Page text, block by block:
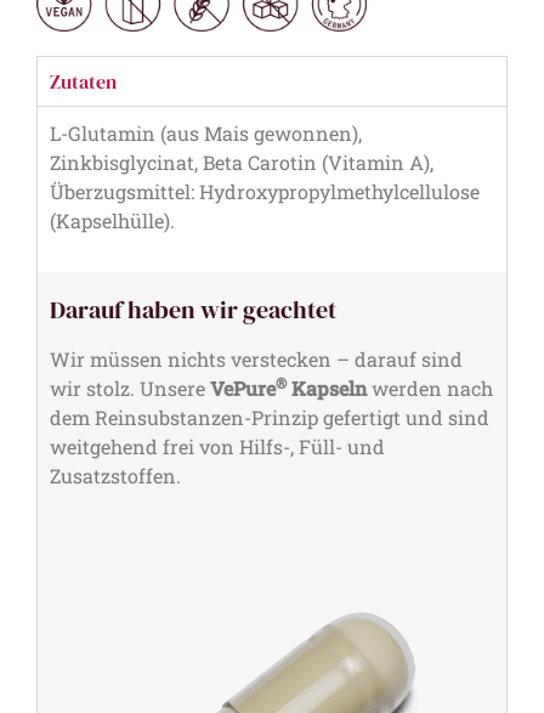
Zutaten
L-Glutamin (aus Mais gewonnen),
Zinkbisglycinat, Beta Carotin (Vitamin A),
Überzugsmittel: Hydroxypropylmethylcellulose
(Kapselhülle).
Darauf haben wir geachtet
Wir müssen nichts verstecken – darauf sind
wir stolz. UnsereVePure®Kapselnwerden nach
dem Reinsubstanzen-Prinzip gefertigt und sind
weitgehend frei von Hilfs-, Füll- und
Zusatzstoffen.